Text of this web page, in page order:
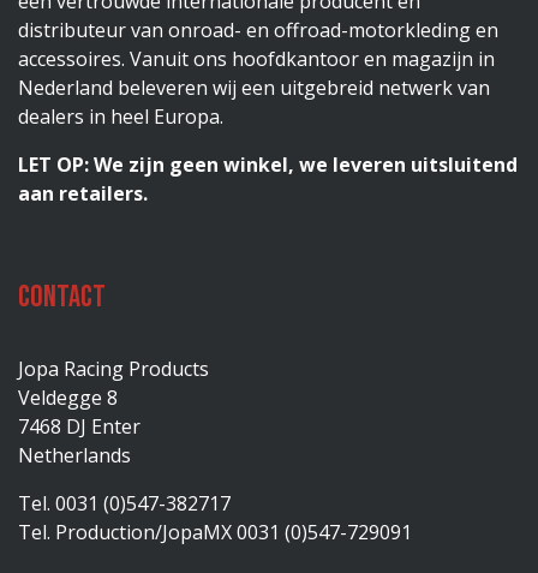
distributeur van onroad- en offroad-motorkleding en
accessoires. Vanuit ons hoofdkantoor en magazijn in
Nederland beleveren wij een uitgebreid netwerk van
dealers in heel Europa.
LET OP: We zijn geen winkel, we leveren uitsluitend
aan retailers.
Contact
Jopa Racing Products
Veldegge 8
7468 DJ Enter
Netherlands
Tel. 0031 (0)547-382717
Tel. Production/JopaMX 0031 (0)547-729091